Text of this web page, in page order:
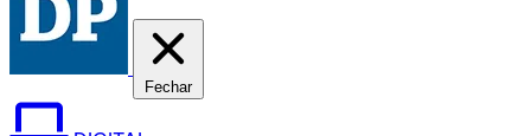
Fechar